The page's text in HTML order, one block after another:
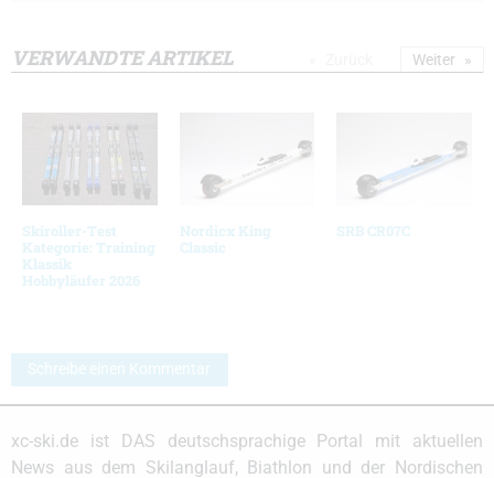
VERWANDTE ARTIKEL
Skiroller-Test
Kategorie: Training
Klassik
Hobbyläufer 2026
Nordicx King
Classic
SRB CR07C
Weiter
Schreibe einen Kommentar
xc-ski.de ist DAS deutschsprachige Portal mit aktuellen
News aus dem Skilanglauf, Biathlon und der Nordischen